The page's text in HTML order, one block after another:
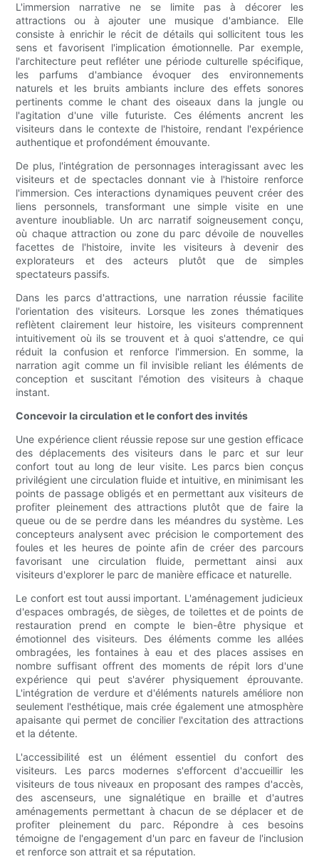
L'immersion narrative ne se limite pas à décorer les
attractions ou à ajouter une musique d'ambiance. Elle
consiste à enrichir le récit de détails qui sollicitent tous les
sens et favorisent l'implication émotionnelle. Par exemple,
l'architecture peut refléter une période culturelle spécifique,
les parfums d'ambiance évoquer des environnements
naturels et les bruits ambiants inclure des effets sonores
pertinents comme le chant des oiseaux dans la jungle ou
l'agitation d'une ville futuriste. Ces éléments ancrent les
visiteurs dans le contexte de l'histoire, rendant l'expérience
authentique et profondément émouvante.
De plus, l'intégration de personnages interagissant avec les
visiteurs et de spectacles donnant vie à l'histoire renforce
l'immersion. Ces interactions dynamiques peuvent créer des
liens personnels, transformant une simple visite en une
aventure inoubliable. Un arc narratif soigneusement conçu,
où chaque attraction ou zone du parc dévoile de nouvelles
facettes de l'histoire, invite les visiteurs à devenir des
explorateurs et des acteurs plutôt que de simples
spectateurs passifs.
Dans les parcs d'attractions, une narration réussie facilite
l'orientation des visiteurs. Lorsque les zones thématiques
reflètent clairement leur histoire, les visiteurs comprennent
intuitivement où ils se trouvent et à quoi s'attendre, ce qui
réduit la confusion et renforce l'immersion. En somme, la
narration agit comme un fil invisible reliant les éléments de
conception et suscitant l'émotion des visiteurs à chaque
instant.
Concevoir la circulation et le confort des invités
Une expérience client réussie repose sur une gestion efficace
des déplacements des visiteurs dans le parc et sur leur
confort tout au long de leur visite. Les parcs bien conçus
privilégient une circulation fluide et intuitive, en minimisant les
points de passage obligés et en permettant aux visiteurs de
profiter pleinement des attractions plutôt que de faire la
queue ou de se perdre dans les méandres du système. Les
concepteurs analysent avec précision le comportement des
foules et les heures de pointe afin de créer des parcours
favorisant une circulation fluide, permettant ainsi aux
visiteurs d'explorer le parc de manière efficace et naturelle.
Le confort est tout aussi important. L'aménagement judicieux
d'espaces ombragés, de sièges, de toilettes et de points de
restauration prend en compte le bien-être physique et
émotionnel des visiteurs. Des éléments comme les allées
ombragées, les fontaines à eau et des places assises en
nombre suffisant offrent des moments de répit lors d'une
expérience qui peut s'avérer physiquement éprouvante.
L'intégration de verdure et d'éléments naturels améliore non
seulement l'esthétique, mais crée également une atmosphère
apaisante qui permet de concilier l'excitation des attractions
et la détente.
L'accessibilité est un élément essentiel du confort des
visiteurs. Les parcs modernes s'efforcent d'accueillir les
visiteurs de tous niveaux en proposant des rampes d'accès,
des ascenseurs, une signalétique en braille et d'autres
aménagements permettant à chacun de se déplacer et de
profiter pleinement du parc. Répondre à ces besoins
témoigne de l'engagement d'un parc en faveur de l'inclusion
et renforce son attrait et sa réputation.